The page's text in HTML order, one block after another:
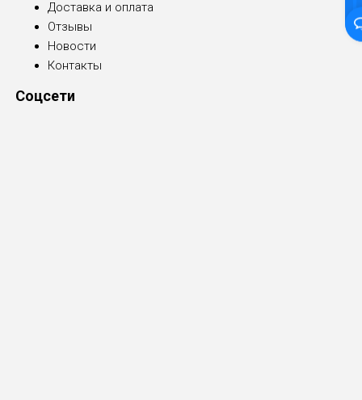
Доставка и оплата
Отзывы
Новости
Контакты
Соцсети